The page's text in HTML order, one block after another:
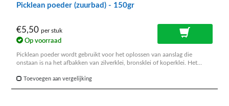
Picklean poeder (zuurbad) - 150gr
€5,50 per stuk
Op voorraad
Picklean poeder wordt gebruikt voor het oplossen van aanslag die
onstaan is na het afbakken van zilverklei, bronsklei of koperklei. Het
voorwerp daarin worden ondergedompeld.
Toevoegen aan vergelijking